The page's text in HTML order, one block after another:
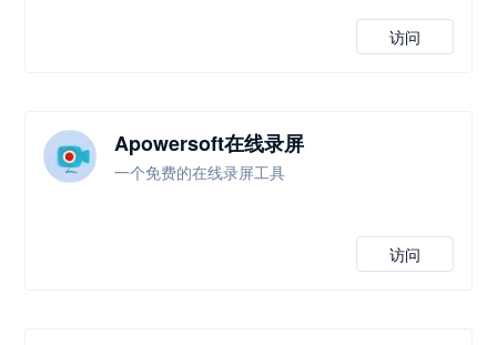
访问
Apowersoft在线录屏
一个免费的在线录屏工具
访问